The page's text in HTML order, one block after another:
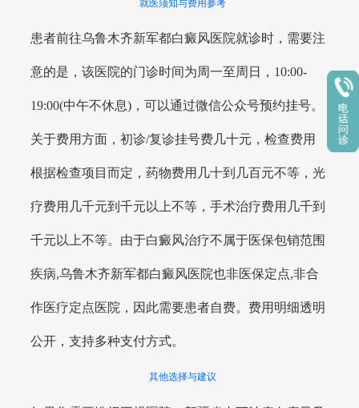
就医须知与费用参考
患者前往乌鲁木齐新军都白癜风医院就诊时，需要注
意的是，该医院的门诊时间为周一至周日，10:00-
19:00(中午不休息)，可以通过微信公众号预约挂号。
关于费用方面，初诊/复诊挂号费几十元，检查费用
根据检查项目而定，药物费用几十到几百元不等，光
疗费用几千元到千元以上不等，手术治疗费用几千到
千元以上不等。由于白癜风治疗不属于医保包销范围
疾病,乌鲁木齐新军都白癜风医院也非医保定点,非合
作医疗定点医院，因此需要患者自费。费用明细透明
公开，支持多种支付方式。
其他选择与建议